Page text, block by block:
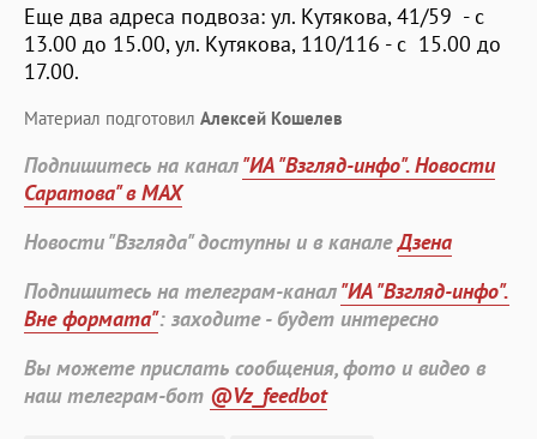
Еще два адреса подвоза: ул. Кутякова, 41/59 - с
13.00 до 15.00, ул. Кутякова, 110/116 - с 15.00 до
17.00.
Материал подготовил Алексей Кошелев
Подпишитесь на канал"ИА "Взгляд-инфо". Новости
Саратова" в MAX
Новости "Взгляда" доступны и в каналеДзена
Подпишитесь на телеграм-канал"ИА "Взгляд-инфо".
Вне формата": заходите - будет интересно
Вы можете прислать сообщения, фото и видео в
наш телеграм-бот @Vz_feedbot